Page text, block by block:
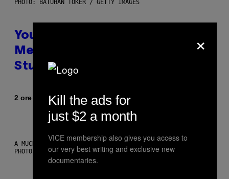
PHOTO: BATUHAN TOKER / GETTY IMAGES
Your Desk Height Could Be
Messing With Your Brain, New
Study Finds
2 ore fa DiLuis Prada
A MUCH, MUCH OLDER CHILEAN MUMMY THAN THOSE IN QUESTION.
PHOTO: MARTIN BERNETTI/AFP VIA GETTY IMAGES
×
Kill the ads for
just $2 a month
VICE membership also gives you access to
our very best writing and exclusive new
documentaries.